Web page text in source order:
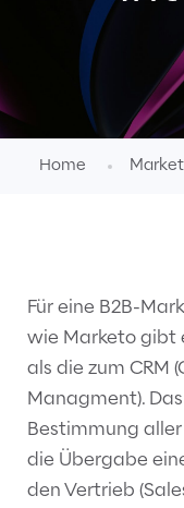
Home
Für eine B2B-
wie Marketo gibt
als die zum CRM
Managment).
Bestimmung
die Übergabe
den Vertrieb